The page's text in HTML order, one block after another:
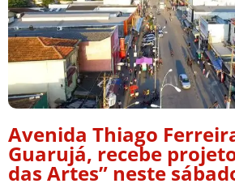
Avenida Thiago
Guarujá, recebe
das Artes” neste